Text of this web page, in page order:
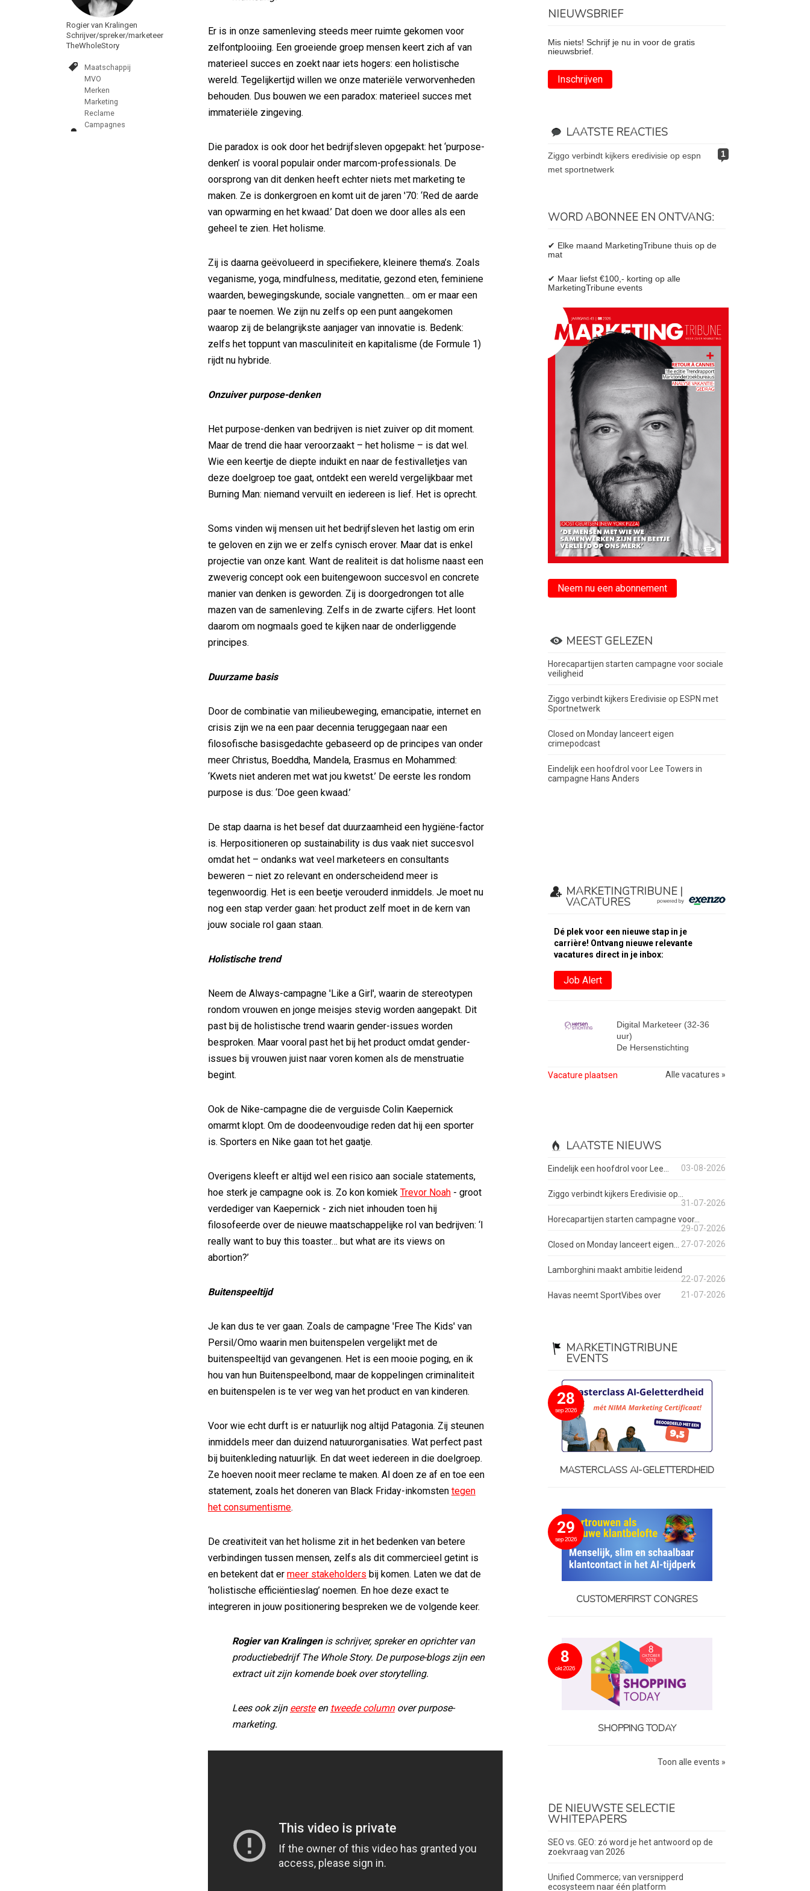
Rogier van Kralingen
Schrijver/spreker/marketeer
TheWholeStory
Maatschappij
MVO
Merken
Marketing
Reclame
Campagnes
Er is in onze samenleving steeds meer ruimte gekomen voor
zelfontplooiing. Een groeiende groep mensen keert zich af van
materieel succes en zoekt naar iets hogers: een holistische
wereld. Tegelijkertijd willen we onze materiële verworvenheden
behouden. Dus bouwen we een paradox: materieel succes met
immateriële zingeving.
Die paradox is ook door het bedrijfsleven opgepakt: het ‘purpose-
denken’ is vooral populair onder marcom-professionals. De
oorsprong van dit denken heeft echter niets met marketing te
maken. Ze is donkergroen en komt uit de jaren '70: ‘Red de aarde
van opwarming en het kwaad.’ Dat doen we door alles als een
geheel te zien. Het holisme.
Zij is daarna geëvolueerd in specifiekere, kleinere thema’s. Zoals
veganisme, yoga, mindfulness, meditatie, gezond eten, feminiene
waarden, bewegingskunde, sociale vangnetten… om er maar een
paar te noemen. We zijn nu zelfs op een punt aangekomen
waarop zij de belangrijkste aanjager van innovatie is. Bedenk:
zelfs het toppunt van masculiniteit en kapitalisme (de Formule 1)
rijdt nu hybride.
Onzuiver purpose-denken
Het purpose-denken van bedrijven is niet zuiver op dit moment.
Maar de trend die haar veroorzaakt – het holisme – is dat wel.
Wie een keertje de diepte induikt en naar de festivalletjes van
deze doelgroep toe gaat, ontdekt een wereld vergelijkbaar met
Burning Man: niemand vervuilt en iedereen is lief. Het is oprecht.
Soms vinden wij mensen uit het bedrijfsleven het lastig om erin
te geloven en zijn we er zelfs cynisch erover. Maar dat is enkel
projectie van onze kant. Want de realiteit is dat holisme naast een
zweverig concept ook een buitengewoon succesvol en concrete
manier van denken is geworden. Zij is doorgedrongen tot alle
mazen van de samenleving. Zelfs in de zwarte cijfers. Het loont
daarom om nogmaals goed te kijken naar de onderliggende
principes.
Duurzame basis
Door de combinatie van milieubeweging, emancipatie, internet en
crisis zijn we na een paar decennia teruggegaan naar een
filosofische basisgedachte gebaseerd op de principes van onder
meer Christus, Boeddha, Mandela, Erasmus en Mohammed:
‘Kwets niet anderen met wat jou kwetst.’ De eerste les rondom
purpose is dus: ‘Doe geen kwaad.’
De stap daarna is het besef dat duurzaamheid een hygiëne-factor
is. Herpositioneren op sustainability is dus vaak niet succesvol
omdat het – ondanks wat veel marketeers en consultants
beweren – niet zo relevant en onderscheidend meer is
tegenwoordig. Het is een beetje verouderd inmiddels. Je moet nu
nog een stap verder gaan: het product zelf moet in de kern van
jouw sociale rol gaan staan.
Holistische trend
Neem de Always-campagne 'Like a Girl', waarin de stereotypen
rondom vrouwen en jonge meisjes stevig worden aangepakt. Dit
past bij de holistische trend waarin gender-issues worden
besproken. Maar vooral past het bij het product omdat gender-
issues bij vrouwen juist naar voren komen als de menstruatie
begint.
Ook de Nike-campagne die de verguisde Colin Kaepernick
omarmt klopt. Om de doodeenvoudige reden dat hij een sporter
is. Sporters en Nike gaan tot het gaatje.
Overigens kleeft er altijd wel een risico aan sociale statements,
hoe sterk je campagne ook is. Zo kon komiek Trevor Noah - groot
verdediger van Kaepernick - zich niet inhouden toen hij
filosofeerde over de nieuwe maatschappelijke rol van bedrijven: ‘I
really want to buy this toaster… but what are its views on
abortion?’
Buitenspeeltijd
Je kan dus te ver gaan. Zoals de campagne 'Free The Kids' van
Persil/Omo waarin men buitenspelen vergelijkt met de
buitenspeeltijd van gevangenen. Het is een mooie poging, en ik
hou van hun Buitenspeelbond, maar de koppelingen criminaliteit
en buitenspelen is te ver weg van het product en van kinderen.
Voor wie echt durft is er natuurlijk nog altijd Patagonia. Zij steunen
inmiddels meer dan duizend natuurorganisaties. Wat perfect past
bij buitenkleding natuurlijk. En dat weet iedereen in die doelgroep.
Ze hoeven nooit meer reclame te maken. Al doen ze af en toe een
statement, zoals het doneren van Black Friday-inkomsten tegen
het consumentisme.
De creativiteit van het holisme zit in het bedenken van betere
verbindingen tussen mensen, zelfs als dit commercieel getint is
en betekent dat er meer stakeholders bij komen. Laten we dat de
‘holistische efficiëntieslag’ noemen. En hoe deze exact te
integreren in jouw positionering bespreken we de volgende keer.
Rogier van Kralingenis schrijver, spreker en oprichter van
productiebedrijf The Whole Story. De purpose-blogs zijn een
extract uit zijn komende boek over storytelling.
Lees ook zijn eersteen tweede columnover purpose-
marketing.
NIEUWSBRIEF
Mis niets! Schrijf je nu in voor de gratis
nieuwsbrief.
Inschrijven
LAATSTE REACTIES
1
ziggo verbindt kijkers eredivisie op espn
met sportnetwerk
WORD ABONNEE EN ONTVANG:
✔ Elke maand MarketingTribune thuis op de
mat
✔ Maar liefst €100,- korting op alle
MarketingTribune events
Neem nu een abonnement
MEEST GELEZEN
Horecapartijen starten campagne voor sociale
veiligheid
Ziggo verbindt kijkers Eredivisie op ESPN met
Sportnetwerk
Closed on Monday lanceert eigen
crimepodcast
Eindelijk een hoofdrol voor Lee Towers in
campagne Hans Anders
MARKETINGTRIBUNE |
VACATURES
Dé plek voor een nieuwe stap in je
carrière! Ontvang nieuwe relevante
vacatures direct in je inbox:
Job Alert
Digital Marketeer (32-36
uur)
De Hersenstichting
Vacature plaatsen Alle vacatures »
LAATSTE NIEUWS
Eindelijk een hoofdrol voor Lee... 03-08-2026
Ziggo verbindt kijkers Eredivisie op...
31-07-2026
Horecapartijen starten campagne voor...
29-07-2026
Closed on Monday lanceert eigen...
27-07-2026
Lamborghini maakt ambitie leidend
22-07-2026
Havas neemt SportVibes over
21-07-2026
MARKETINGTRIBUNE
EVENTS
28
sep 2026
MASTERCLASS AI-GELETTERDHEID
29
sep 2026
CUSTOMERFIRST CONGRES
8
okt 2026
SHOPPING TODAY
Toon alle events »
DE NIEUWSTE SELECTIE
WHITEPAPERS
SEO vs. GEO: zó word je het antwoord op de
zoekvraag van 2026
Unified Commerce; van versnipperd
ecosysteem naar één platform